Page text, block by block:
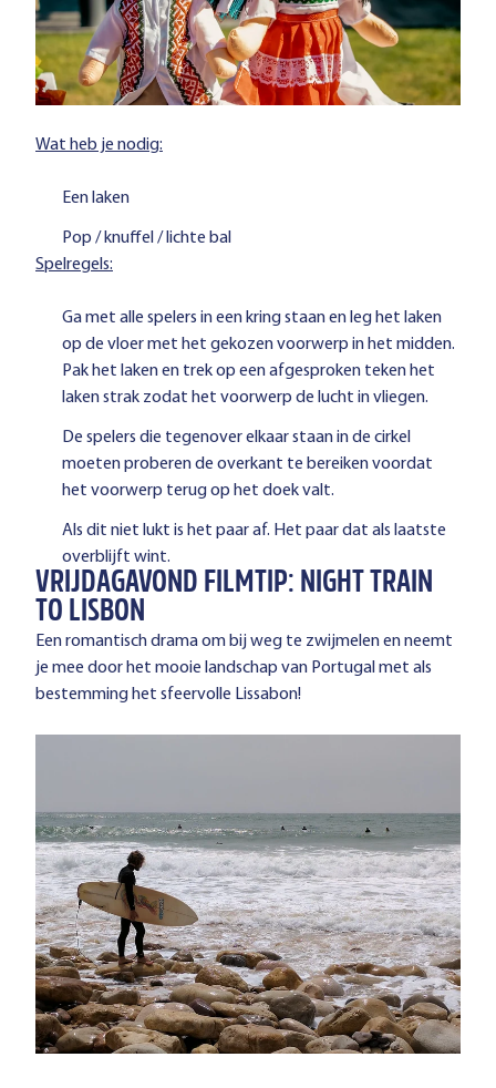
Wat heb je nodig:
Een laken
Pop / knuffel / lichte bal
Spelregels:
Ga met alle spelers in een kring staan en leg het laken
op de vloer met het gekozen voorwerp in het midden.
Pak het laken en trek op een afgesproken teken het
laken strak zodat het voorwerp de lucht in vliegen.
De spelers die tegenover elkaar staan in de cirkel
moeten proberen de overkant te bereiken voordat
het voorwerp terug op het doek valt.
Als dit niet lukt is het paar af. Het paar dat als laatste
overblijft wint.
VRIJDAGAVOND FILMTIP: NIGHT TRAIN
TO LISBON
Een romantisch drama om bij weg te zwijmelen en neemt
je mee door het mooie landschap van Portugal met als
bestemming het sfeervolle Lissabon!